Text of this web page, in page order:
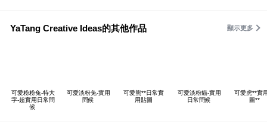
YaTang Creative Ideas的其他作品 顯示更多
可愛粉粉兔-特大
字-超實用日常問
候
可愛淡粉兔-實用
問候
可愛熊**日常實
用貼圖
可愛淡粉貓-實用
日常問候
可愛虎**實
圖**